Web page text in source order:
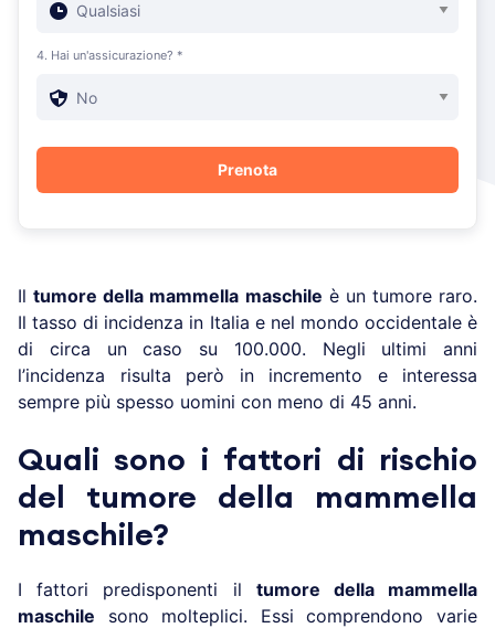
4. Hai un'assicurazione? *
Iltumore della mammella maschile è un tumore raro.
Il tasso di incidenza in Italia e nel mondo occidentale è
di circa un caso su 100.000. Negli ultimi anni
l’incidenza risulta però in incremento e interessa
sempre più spesso uomini con meno di 45 anni.
Quali sono i fattori di rischio
del tumore della mammella
maschile?
I fattori predisponenti il tumore della mammella
maschile sono molteplici. Essi comprendono varie